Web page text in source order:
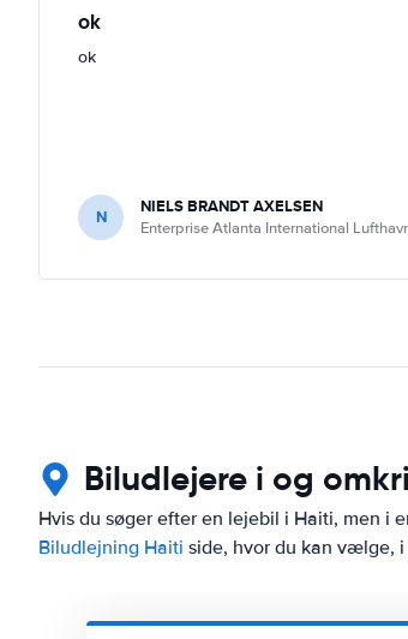
ok
ok
N NIELS BRANDT AXELSEN
Enterprise Atlanta International
Biludlejere i og
Hvis du søger efter en lejebil i Haiti, men i
Biludlejning Haiti side, hvor du kan vælge,